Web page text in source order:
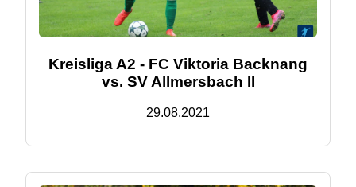
Kreisliga A2 - FC Viktoria Backnang
vs. SV Allmersbach II
29.08.2021